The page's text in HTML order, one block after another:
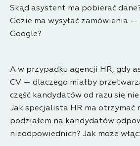
Skąd asystent ma pobierać
Gdzie ma wysyłać zamówienia —
Google?
A w przypadku agencji HR, gdy
CV — dlaczego miałby
część kandydatów od razu się
Jak specjalista HR ma otrzymać
podziałem na kandydatów
nieodpowiednich? Jak może